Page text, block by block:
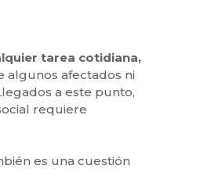
tarea cotidiana,
algunos afectados ni
a este punto,
requiere
es una cuestión